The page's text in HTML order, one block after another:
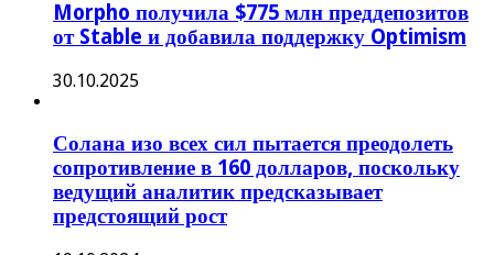
Morpho получила $775 млн преддепозитов
от Stable и добавила поддержку Optimism
30.10.2025
Солана изо всех сил пытается преодолеть
сопротивление в 160 долларов, поскольку
ведущий аналитик предсказывает
предстоящий рост